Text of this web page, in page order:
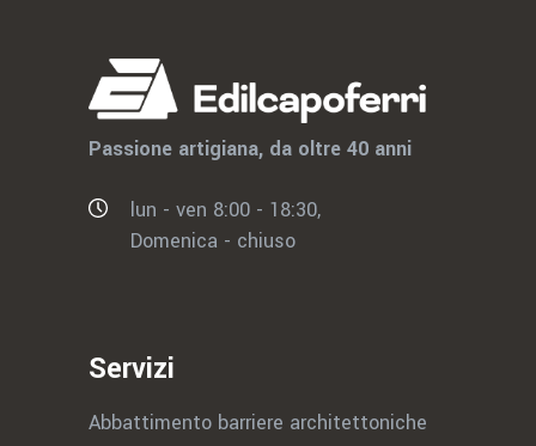
Passione artigiana, da oltre 40 anni
lun - ven 8:00 - 18:30,
Domenica - chiuso
Servizi
Abbattimento barriere architettoniche